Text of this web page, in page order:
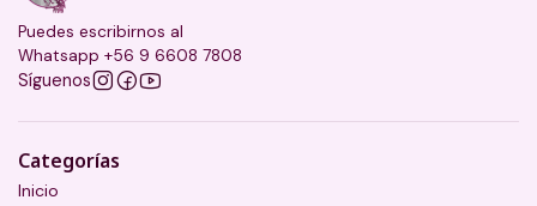
Puedes escribirnos al
Whatsapp +56 9 6608 7808
Síguenos
Categorías
Inicio